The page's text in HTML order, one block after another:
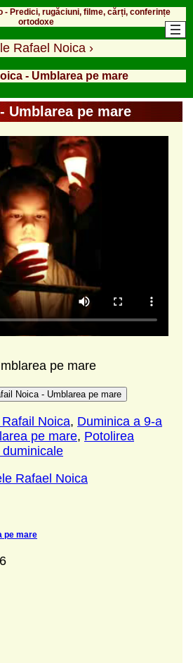
- Predici, rugăciuni, filme, cărți, conferințe
ortodoxe
Rafael Noica ›
- Umblarea pe mare
Umblarea pe mare
pe mare
Noica - Umblarea pe mare
Rafail Noica, Duminica a 9-a
pe mare, Potolirea
Rafael Noica
pe mare